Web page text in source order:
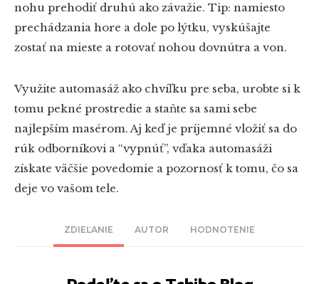
ZDIEĽANIE AUTOR HODNOTENIE
nohu prehodiť druhú ako závažie. Tip: namiesto
prechádzania hore a dole po lýtku, vyskúšajte
zostať na mieste a rotovať nohou dovnútra a von.
Využite automasáž ako chvíľku pre seba, urobte si k
tomu pekné prostredie a staňte sa sami sebe
najlepším masérom. Aj keď je príjemné vložiť sa do
rúk odborníkovi a “vypnúť”, vďaka automasáži
získate väčšie povedomie a pozornosť k tomu, čo sa
deje vo vašom tele.